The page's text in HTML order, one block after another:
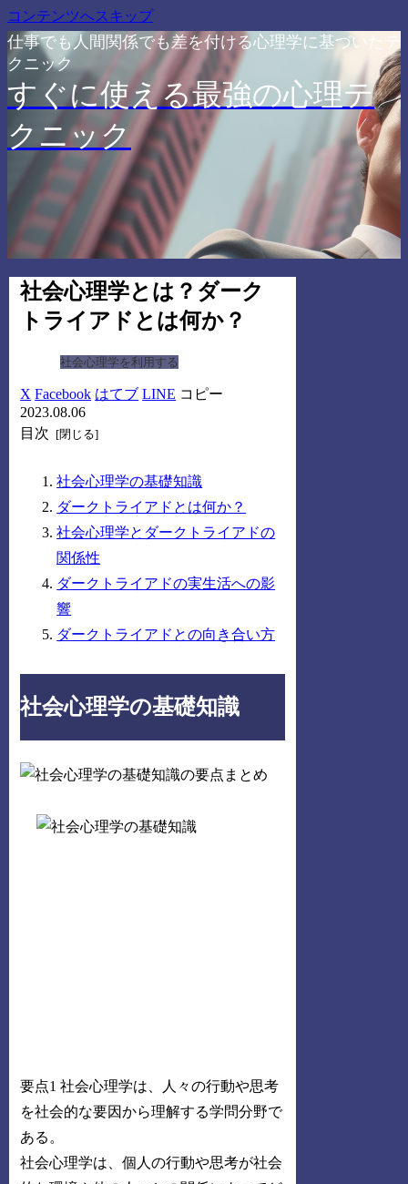
コンテンツへスキップ
仕事でも人間関係でも差を付ける心理学に基づいたテ
クニック
すぐに使える最強の心理テ
クニック
社会心理学とは？ダーク
トライアドとは何か？
社会心理学を利用する
X Facebook はてブ LINE コピー
2023.08.06
目次
社会心理学の基礎知識
ダークトライアドとは何か？
社会心理学とダークトライアドの
関係性
ダークトライアドの実生活への影
響
ダークトライアドとの向き合い方
社会心理学の基礎知識
要点1 社会心理学は、人々の行動や思考
を社会的な要因から理解する学問分野で
ある。
社会心理学は、個人の行動や思考が社会